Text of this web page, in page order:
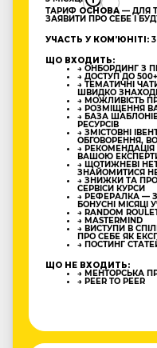
ТАРИФ ОСНОВА — ДЛЯ
ЗАЯВИТИ ПРО СЕБЕ І
УЧАСТЬ У КОМʼЮНІТІ:
ЩО ВХОДИТЬ:
→ ОНБОРДИНГ З
→ ДОСТУП ДО
→ ТЕМАТИЧНІ
ШВИДКО
→ МОЖЛИВІСТЬ
→ РОЗМІЩЕННЯ
→ БАЗА
РЕСУРСІВ
→ ЗМІСТОВНІ
ОБГОВОРЕННЯ,
→
ВАШОЮ
→ ЩОТИЖНЕВІ
ЗНАЙОМИТИСЯ
→ ЗНИЖКИ ТА
СЕРВІСИ КУРСИ
→ РЕФЕРАЛКА —
БОНУСНІ МІСЯЦІ
→ RANDOM
→ MASTERMIND
→ ВИСТУПИ В
ПРО СЕБЕ ЯК
→ ПОСТИНГ
ЩО НЕ ВХОДИТЬ:
→ МЕНТОРСЬКА
→ PEER TO PEER